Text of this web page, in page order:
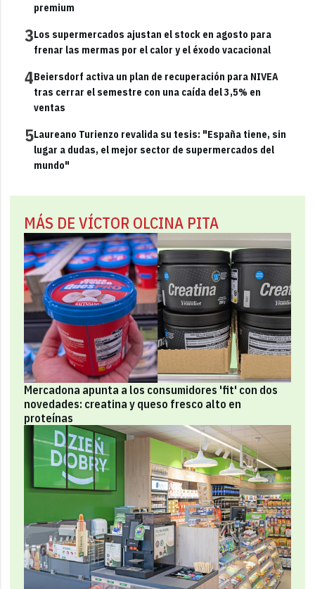
premium
3Los supermercados ajustan el stock en agosto para
frenar las mermas por el calor y el éxodo vacacional
4Beiersdorf activa un plan de recuperación para NIVEA
tras cerrar el semestre con una caída del 3,5% en
ventas
5Laureano Turienzo revalida su tesis: "España tiene, sin
lugar a dudas, el mejor sector de supermercados del
mundo"
MÁS DE VÍCTOR OLCINA PITA
Mercadona apunta a los consumidores 'fit' con dos
novedades: creatina y queso fresco alto en
proteínas